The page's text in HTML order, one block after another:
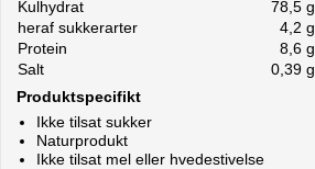
Kulhydrat
78,5 g
heraf sukkerarter
4,2 g
Protein
8,6 g
Salt
0,39 g
Produktspecifikt
Ikke tilsat sukker
Naturprodukt
Ikke tilsat mel eller hvedestivelse